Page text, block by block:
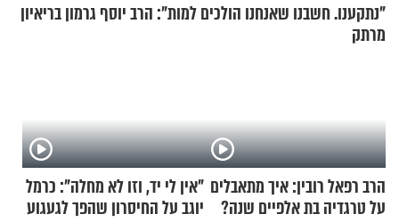
"נתקענו. חשבנו שאנחנו הולכים למות": הרב יוסף גרמון בריאיון
מרתק
הרב רפאל רובין: איך מתאבלים
על טרגדיה בת אלפיים שנה?
"אין לי יד, וזו לא מחלה": כרמל
יוגב על החיסרון שהפך לגעגוע